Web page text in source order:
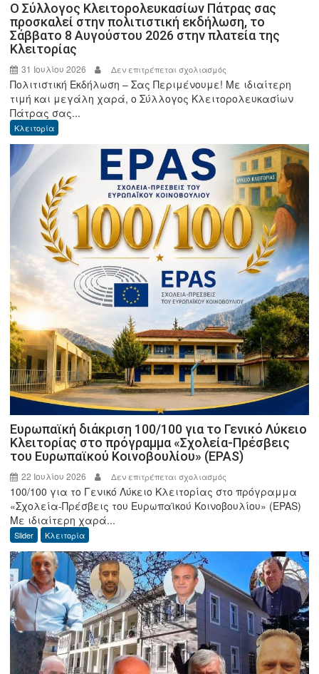
Ο Σύλλογος Κλειτορολευκασίων Πάτρας σας
προσκαλεί στην πολιτιστική εκδήλωση, το
Σάββατο 8 Αυγούστου 2026 στην πλατεία της
Κλειτορίας
31 Ιουλίου 2026 Δεν επιτρέπεται σχολιασμός
Ο
Σύλλογος
σας
προσκαλεί
στην
πολιτιστική
εκδήλωση,
το
Σάββατο
8
Αυγούστου
στην
πλατεία
της
Κλειτορίας
Πολιτιστική Εκδήλωση – Σας Περιμένουμε! Με ιδιαίτερη
τιμή και μεγάλη χαρά, ο Σύλλογος Κλειτορολευκασίων
Πάτρας σας...
Κλειτορία
Ευρωπαϊκή διάκριση 100/100 για το Γενικό Λύκειο
Κλειτορίας στο πρόγραμμα «Σχολεία-Πρέσβεις
του Ευρωπαϊκού Κοινοβουλίου» (EPAS)
22 Ιουλίου 2026 Δεν επιτρέπεται σχολιασμός
Ευρωπαϊκή
διάκριση
το
Γενικό
Λύκειο
Κλειτορίας
στο
πρόγραμμα
«Σχολεία-
Πρέσβεις
100/100 για το Γενικό Λύκειο Κλειτορίας στο πρόγραμμα
«Σχολεία-Πρέσβεις του Ευρωπαϊκού Κοινοβουλίου» (EPAS)
Με ιδιαίτερη χαρά...
Slider Κλειτορία